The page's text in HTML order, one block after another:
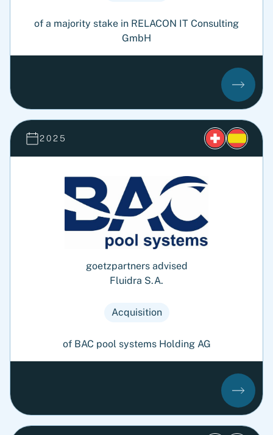
of a majority stake in RELACON IT Consulting
GmbH
2025
goetzpartners advised
Fluidra S.A.
Acquisition
of BAC pool systems Holding AG